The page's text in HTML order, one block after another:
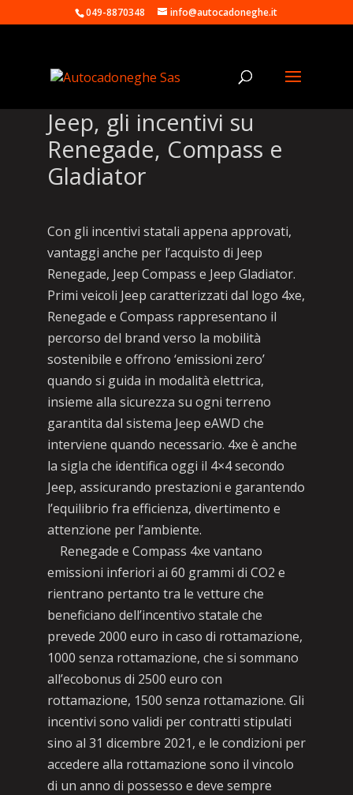
049-8870348 info@autocadoneghe.it
Jeep, gli incentivi su
Renegade, Compass e
Gladiator
Con gli incentivi statali appena approvati,
vantaggi anche per l’acquisto di Jeep
Renegade, Jeep Compass e Jeep Gladiator.
Primi veicoli Jeep caratterizzati dal logo 4xe,
Renegade e Compass rappresentano il
percorso del brand verso la mobilità
sostenibile e offrono ‘emissioni zero’
quando si guida in modalità elettrica,
insieme alla sicurezza su ogni terreno
garantita dal sistema Jeep eAWD che
interviene quando necessario. 4xe è anche
la sigla che identifica oggi il 4×4 secondo
Jeep, assicurando prestazioni e garantendo
l’equilibrio fra efficienza, divertimento e
attenzione per l’ambiente.
Renegade e Compass 4xe vantano
emissioni inferiori ai 60 grammi di CO2 e
rientrano pertanto tra le vetture che
beneficiano dell’incentivo statale che
prevede 2000 euro in caso di rottamazione,
1000 senza rottamazione, che si sommano
all’ecobonus di 2500 euro con
rottamazione, 1500 senza rottamazione. Gli
incentivi sono validi per contratti stipulati
sino al 31 dicembre 2021, e le condizioni per
accedere alla rottamazione sono il vincolo
di un anno di possesso e deve sempre